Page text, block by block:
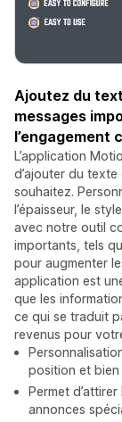
Ajoutez du
messages
l’engagement
L’application
d’ajouter du
souhaitez.
l’épaisseur, le
avec notre outil
importants, tels
pour augmenter
application est
que les
ce qui se traduit
revenus pour
position et bien
Permet
annonces